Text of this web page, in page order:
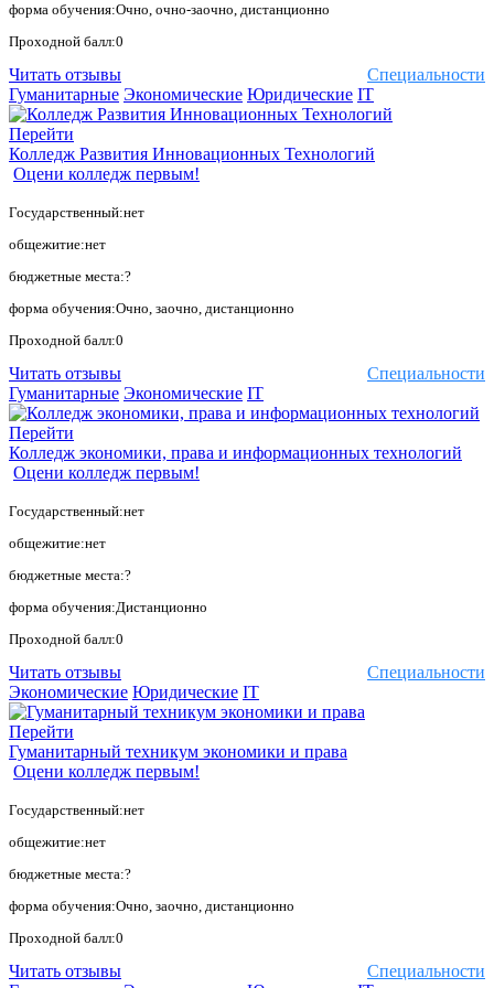
форма обучения:Очно, очно-заочно, дистанционно
Проходной балл:0
Специальности
Читать отзывы
Гуманитарные Экономические Юридические IT
Перейти
Колледж Развития Инновационных Технологий
Оцени колледж первым!
Государственный:нет
общежитие:нет
бюджетные места:?
форма обучения:Очно, заочно, дистанционно
Проходной балл:0
Специальности
Читать отзывы
Гуманитарные Экономические IT
Перейти
Колледж экономики, права и информационных технологий
Оцени колледж первым!
Государственный:нет
общежитие:нет
бюджетные места:?
форма обучения:Дистанционно
Проходной балл:0
Специальности
Читать отзывы
Экономические Юридические IT
Перейти
Гуманитарный техникум экономики и права
Оцени колледж первым!
Государственный:нет
общежитие:нет
бюджетные места:?
форма обучения:Очно, заочно, дистанционно
Проходной балл:0
Специальности
Читать отзывы